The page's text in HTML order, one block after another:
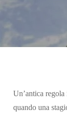
Un’antica
quando una